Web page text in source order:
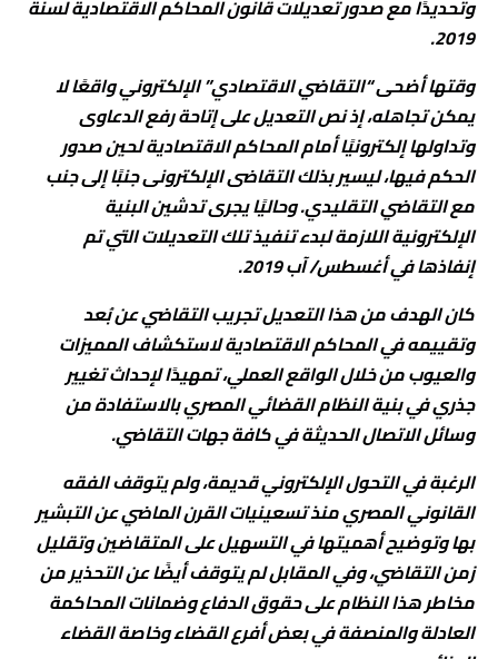
وتحديدًا مع صدور تعديلات قانون المحاكم الاقتصادية لسنة
2019.
وقتها أضحى “التقاضي الاقتصادي” الإلكتروني واقعًا لا
يمكن تجاهله، إذ نص التعديل على إتاحة رفع الدعاوى
وتداولها إلكترونيًا أمام المحاكم الاقتصادية لحين صدور
الحكم فيها، ليسير بذلك التقاضى الإلكترونى جنبًا إلى جنب
مع التقاضي التقليدي. وحاليًا يجرى تدشين البنية
الإلكترونية اللازمة لبدء تنفيذ تلك التعديلات التي تم
إنفاذها في أغسطس/ آب 2019.
كان الهدف من هذا التعديل تجريب التقاضي عن بُعد
وتقييمه في المحاكم الاقتصادية لاستكشاف المميزات
والعيوب من خلال الواقع العملي، تمهيدًا لإحداث تغيير
جذري في بنية النظام القضائي المصري بالاستفادة من
وسائل الاتصال الحديثة في كافة جهات التقاضي.
الرغبة في التحول الإلكتروني قديمة، ولم يتوقف الفقه
القانوني المصري منذ تسعينيات القرن الماضي عن التبشير
بها وتوضيح أهميتها في التسهيل على المتقاضين وتقليل
زمن التقاضي، وفي المقابل لم يتوقف أيضًا عن التحذير من
مخاطر هذا النظام على حقوق الدفاع وضمانات المحاكمة
العادلة والمنصفة في بعض أفرع القضاء وخاصة القضاء